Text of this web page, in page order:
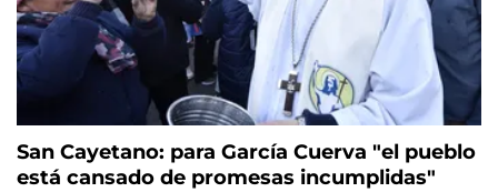
San Cayetano: para García Cuerva "el pueblo
está cansado de promesas incumplidas"